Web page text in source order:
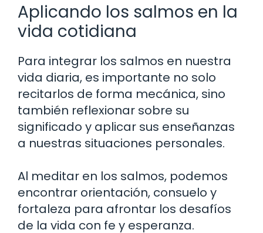
Aplicando los salmos en la
vida cotidiana
Para integrar los salmos en nuestra
vida diaria, es importante no solo
recitarlos de forma mecánica, sino
también reflexionar sobre su
significado y aplicar sus enseñanzas
a nuestras situaciones personales.
Al meditar en los salmos, podemos
encontrar orientación, consuelo y
fortaleza para afrontar los desafíos
de la vida con fe y esperanza.